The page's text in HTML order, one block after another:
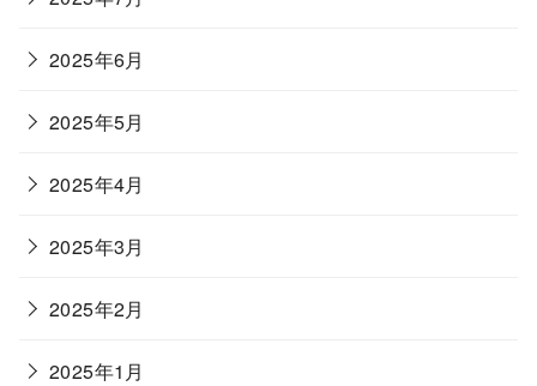
2025年6月
2025年5月
2025年4月
2025年3月
2025年2月
2025年1月